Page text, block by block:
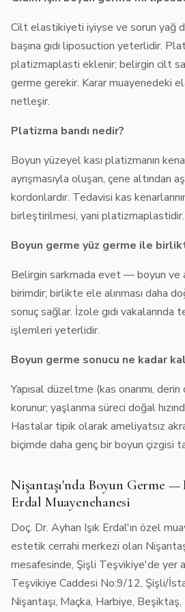
Cilt elastikiyeti iyiyse ve sorun yağ
başına gıdı liposuction yeterlidir.
platizmaplasti eklenir; belirgin cilt
germe gerekir. Karar muayenedeki
netleşir.
Platizma bandı nedir?
Boyun yüzeyel kası platizmanın
ayrışmasıyla oluşan, çene altından
kordonlardır. Tedavisi kas
birleştirilmesi, yani platizmaplastidir.
Boyun germe yüz germe ile
Belirgin sarkmada evet — boyun ve
birimdir; birlikte ele alınması daha
sonuç sağlar. İzole gıdı vakalarında
işlemleri yeterlidir.
Boyun germe sonucu ne kadar
Yapısal düzeltme (kas onarımı, derin
korunur; yaşlanma süreci doğal
Hastalar tipik olarak ameliyatsız
biçimde daha genç bir boyun çizgisi
Nişantaşı'nda Boyun Germe —
Erdal Muayenehanesi
Doç. Dr. Ayhan Işık Erdal'ın özel
estetik cerrahi merkezi olan
mesafesinde, Şişli Teşvikiye'de yer
Teşvikiye Caddesi No:9/12, Şişli/
Nişantaşı, Maçka, Harbiye,